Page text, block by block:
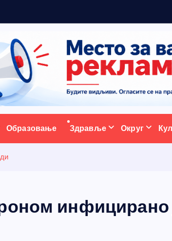
портал
Образовање Здравље Округ
инфицирано